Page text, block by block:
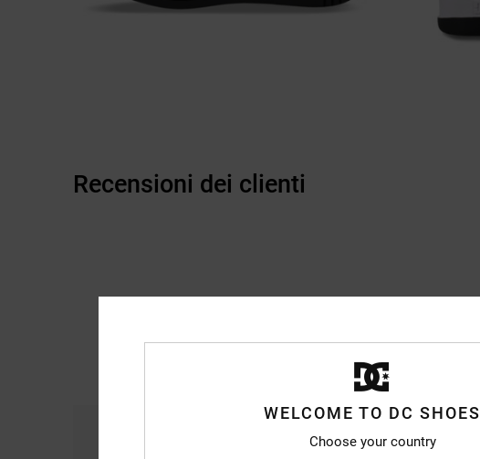
Recensioni dei clienti
WELCOME TO DC SHOES
Choose your country